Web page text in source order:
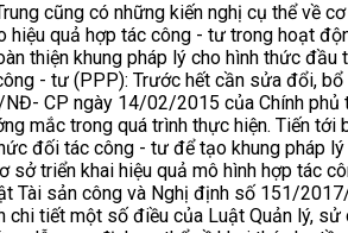
cũng có những kiến nghị cụ thể về cơ
hiệu quả hợp tác công - tư trong hoạt
thiện khung pháp lý cho hình thức đầu
- tư (PPP): Trước hết cần sửa đổi, bổ
CP ngày 14/02/2015 của Chính phủ
mắc trong quá trình thực hiện. Tiến tới
đối tác công - tư để tạo khung pháp
sở triển khai hiệu quả mô hình hợp tác
Tài sản công và Nghị định số 151/
chi tiết một số điều của Luật Quản lý, sử